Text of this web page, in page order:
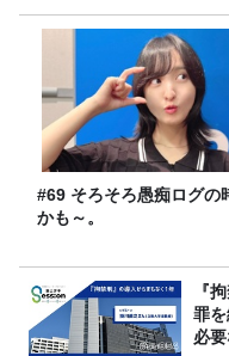
ンズフィジークの魅力！
#69 そろそろ愚痴ログの
かも～。
『
罪
必